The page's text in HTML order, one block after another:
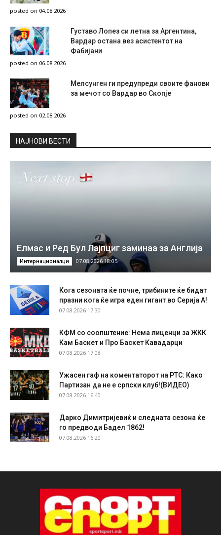
posted on 04.08.2026
Густаво Лопез си летна за Аргентина,
Вардар остана вез асистентот на
Фабијани
posted on 06.08.2026
Мелсунген ги предупреди своите фанови
за мечот со Вардар во Скопје
posted on 02.08.2026
НAЈНОВИ ВЕСТИ
Елмас и Ред Бул Лајпциг заминаа за Англија
Интернационалци 07.08.2026 18:05
Кога сезоната ќе почне, трибините ќе бидат
празни кога ќе игра еден гигант во Серија А!
07.08.2026 17:30
КФМ со соопштение: Нема лиценци за ЖКК
Кам Баскет и Про Баскет Кавадарци
07.08.2026 17:08
Ужасен гаф на коментаторот на РТС: Како
Партизан да не е српски клуб!(ВИДЕО)
07.08.2026 16:40
Дарко Димитријевиќ и следната сезона ќе
го предводи Бадел 1862!
07.08.2026 16:20